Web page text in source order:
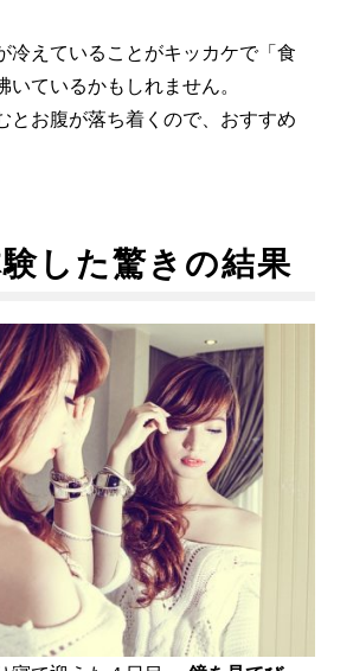
冷えていることがキッカケで「食
いているかもしれません。
とお腹が落ち着くので、おすすめ
した驚きの結果